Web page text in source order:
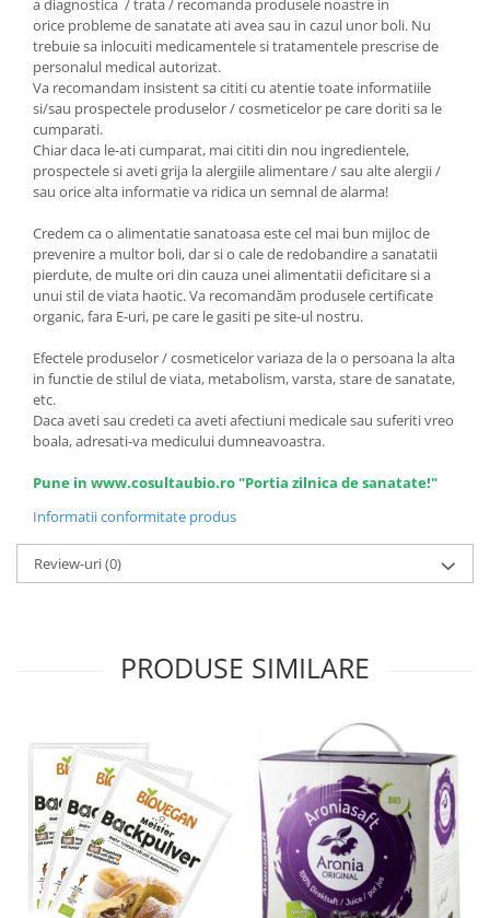
a diagnostica / trata / recomanda produsele noastre in
orice probleme de sanatate ati avea sau in cazul unor boli. Nu
trebuie sa inlocuiti medicamentele si tratamentele prescrise de
personalul medical autorizat.
Va recomandam insistent sa cititi cu atentie toate informatiile
si/sau prospectele produselor / cosmeticelor pe care doriti sa le
cumparati.
Chiar daca le-ati cumparat, mai cititi din nou ingredientele,
prospectele si aveti grija la alergiile alimentare / sau alte alergii /
sau orice alta informatie va ridica un semnal de alarma!
Credem ca o alimentatie sanatoasa este cel mai bun mijloc de
prevenire a multor boli, dar si o cale de redobandire a sanatatii
pierdute, de multe ori din cauza unei alimentatii deficitare si a
unui stil de viata haotic. Va recomandăm produsele certificate
organic, fara E-uri, pe care le gasiti pe site-ul nostru.
Efectele produselor / cosmeticelor variaza de la o persoana la alta
in functie de stilul de viata, metabolism, varsta, stare de sanatate,
etc.
Daca aveti sau credeti ca aveti afectiuni medicale sau suferiti vreo
boala, adresati-va medicului dumneavoastra.
Pune in www.cosultaubio.ro "Portia zilnica de sanatate!"
Informatii conformitate produs
Review-uri(0)
PRODUSE SIMILARE